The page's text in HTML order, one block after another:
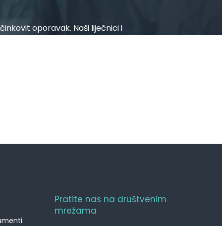
oporavak. Naši liječnici i
Pratite nas na društvenim
mrežama